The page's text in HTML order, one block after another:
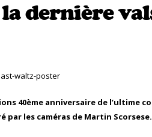
dernière
40ème anniversaire de l’ultime
les caméras de Martin